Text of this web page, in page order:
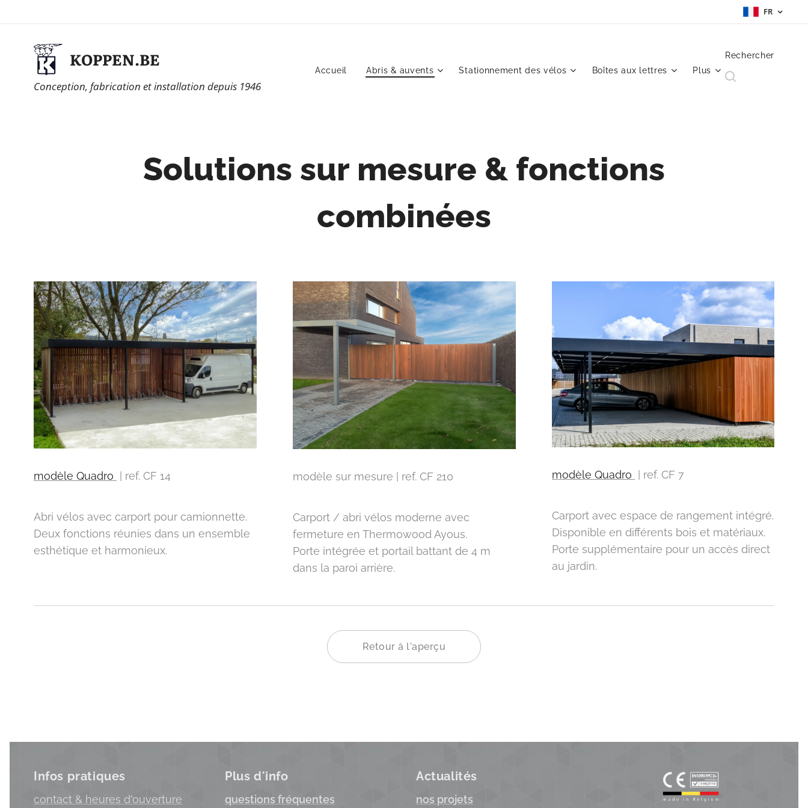
FR
KOPPEN.BE
Conception, fabrication et installation depuis 1946
Accueil Abris & auvents Stationnement des vélos Boîtes aux lettres Plus
Rechercher
Solutions sur mesure & fonctions
combinées
modèle Quadro | ref. CF 14
Abri vélos avec carport pour camionnette.
Deux fonctions réunies dans un ensemble
esthétique et harmonieux.
modèle sur mesure | ref. CF 210
Carport / abri vélos moderne avec
fermeture en Thermowood Ayous.
Porte intégrée et portail battant de 4 m
dans la paroi arrière.
modèle Quadro | ref. CF 7
Carport avec espace de rangement intégré.
Disponible en différents bois et matériaux.
Porte supplémentaire pour un accès direct
au jardin.
Retour à l'aperçu
Infos pratiques
contact & heures d'ouverture
Plus d'info
questions fréquentes
Actualités
nos projets